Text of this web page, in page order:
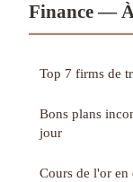
Finance —
Top 7 firms de
Bons plans
jour
Cours de l'or en